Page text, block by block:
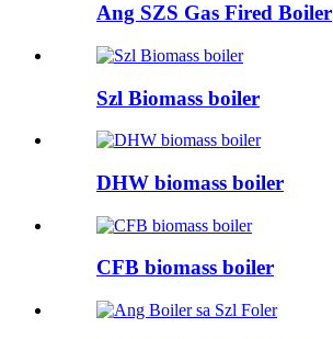
Ang SZS Gas Fired Boiler
Szl Biomass boiler
DHW biomass boiler
CFB biomass boiler